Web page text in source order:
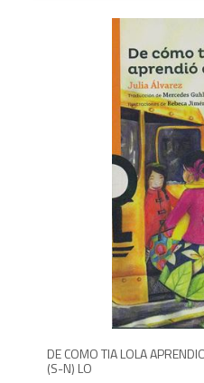
DE COMO TIA LOLA
(S-N) LO